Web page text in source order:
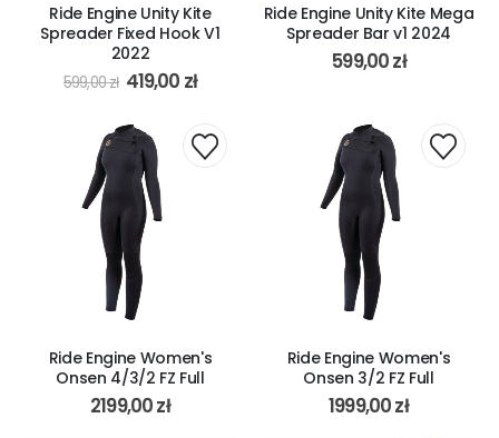
Ride Engine Unity Kite
Spreader Fixed Hook V1
2022
599,00zł 419,00 zł
Ride Engine Unity Kite Mega
Spreader Bar v1 2024
599,00zł
Ride Engine Women's
Onsen 4/3/2 FZ Full
2199,00zł
Ride Engine Women's
Onsen 3/2 FZ Full
1999,00zł